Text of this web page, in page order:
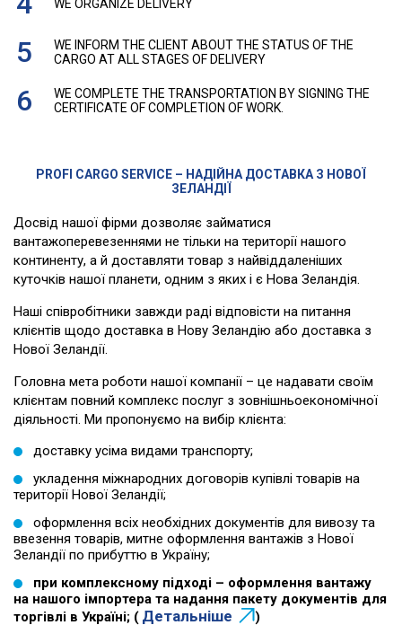
WE ORGANIZE DELIVERY
WE INFORM THE CLIENT ABOUT THE STATUS OF THE
CARGO AT ALL STAGES OF DELIVERY
WE COMPLETE THE TRANSPORTATION BY SIGNING THE
CERTIFICATE OF COMPLETION OF WORK.
PROFI CARGO SERVICE – НАДІЙНА ДОСТАВКА З НОВОЇ
ЗЕЛАНДІЇ
Досвід нашої фірми дозволяє займатися
вантажоперевезеннями не тільки на території нашого
континенту, а й доставляти товар з найвіддаленіших
куточків нашої планети, одним з яких і є Нова Зеландія.
Наші співробітники завжди раді відповісти на питання
клієнтів щодо доставка в Нову Зеландію або доставка з
Нової Зеландії.
Головна мета роботи нашої компанії – це надавати своїм
клієнтам повний комплекс послуг з зовнішньоекономічної
діяльності. Ми пропонуємо на вибір клієнта:
доставку усіма видами транспорту;
укладення міжнародних договорів купівлі товарів на
території Нової Зеландії;
оформлення всіх необхідних документів для вивозу та
ввезення товарів, митне оформлення вантажів з Нової
Зеландії по прибуттю в Україну;
при комплексному підході – оформлення вантажу
на нашого імпортера та надання пакету документів для
торгівлі в Україні; ( Детальніше )